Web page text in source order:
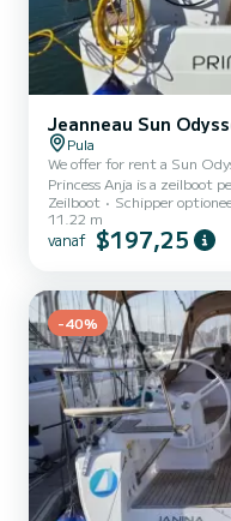
Jeanneau Sun
Pula
We offer for rent a Sun
Princess Anja is a zeilboot
zeilboot is very pleasant to
zeilboot is 11 meters in
can accommodate 8 passengers when
volgende uitrusting:
Zeilboot Schipper
11.22 m
vanaf $197,25
-40%